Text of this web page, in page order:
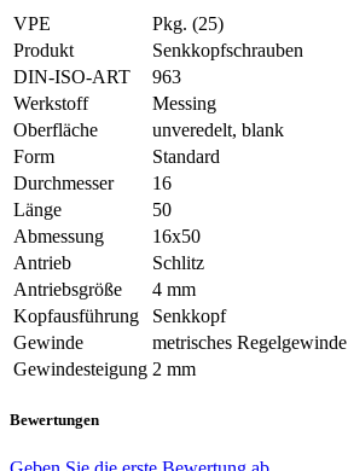
VPE
Pkg. (25)
Produkt
Senkkopfschrauben
DIN-ISO-ART
963
Werkstoff
Messing
Oberfläche
unveredelt, blank
Form
Standard
Durchmesser
16
Länge
50
Abmessung
16x50
Antrieb
Schlitz
Antriebsgröße
4 mm
Kopfausführung
Senkkopf
Gewinde
metrisches Regelgewinde
Gewindesteigung 2 mm
Bewertungen